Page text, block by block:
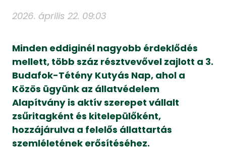
2026. április 22. 09:03
Minden eddiginél nagyobb érdeklődés
mellett, több száz résztvevővel zajlott a 3.
Budafok-Tétény Kutyás Nap, ahol a
Közös ügyünk az állatvédelem
Alapítvány is aktív szerepet vállalt
zsűritagként és kitelepülőként,
hozzájárulva a felelős állattartás
szemléletének erősítéséhez.